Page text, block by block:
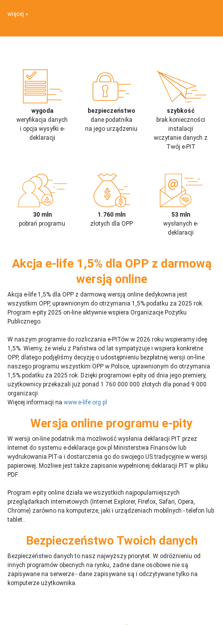
więcej
wygoda
weryfikacja danych
i opcja wysyłki e-
deklaracji
bezpieczeństwo
dane podatnika
na jego urządzeniu
szybkość
brak konieczności
instalacji
wczytanie danych z
Twój e-PIT
30 mln
pobrań programu
1.760 mln
złotych dla OPP
53 mln
wysłanych e-
deklaracji
Akcja e-life 1,5% dla OPP z darmową
wersją online
Akcja e-life 1,5% dla OPP z darmową wersją online dedykowna jest
wszystkim OPP, uprawnionym do otrzymania 1,5% podatku za 2025 rok.
Program e-pity 2025 on-line aktywnie wspiera Organizacje Pożytku
Publicznego.
W naszym programie do rozliczania e-PITów w 2026 roku wspieramy ideę
1,5%. Wiemy, że wielu z Państwa od lat sympatyzuje i wspiera konkretne
OPP, dlatego podjęliśmy decyzję o udostępnieniu bezpłatnej wersji on-line
naszego programu wszystkim OPP w Polsce, uprawnionym do otrzymania
1,5% podatku za 2025 rok. Dzięki programowi e-pity od dnia jego premiery,
użytkownicy przekazali już ponad 1 760 000 000 złotych dla ponad 9 000
organizacji.
Więcej informacji na www.e-life.org.pl
Wersja online programu e-pity
W wersji on-line podatnik ma możliwość wysłania deklaracji PIT przez
Internet do systemu e-deklaracje.gov.pl Ministerstwa Finansów lub
wydrukowania PIT-a i dostarczenia go do swojego US tradycyjnie w wersji
papierowej. Możliwe jest także zapisanie wypełnionej deklaracji PIT w pliku
PDF.
Program e-pity online działa we wszystkich najpopularniejszych
przeglądarkach internetowych (Internet Explorer, Firefox, Safari, Opera,
Chrome) zarówno na komputerze, jaki i urządzeniach mobilnych - telefon lub
tablet..
Bezpieczeństwo Twoich danych
Bezpieczeństwo danych to nasz najwyższy priorytet. W odróżnieniu od
innych programów obecnych na rynku, żadne dane osobowe nie są
zapisywane na serwerze - dane zapisywane są i odczytywane tylko na
komputerze użytkownika.